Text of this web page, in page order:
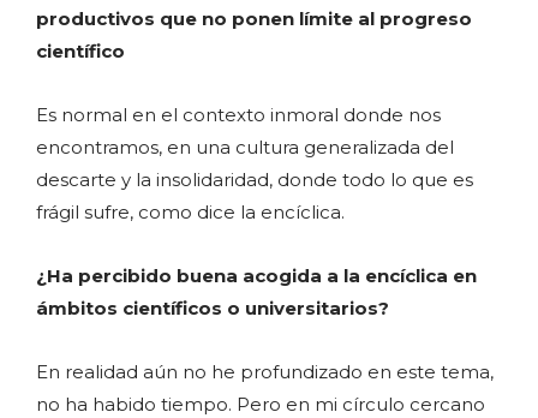
productivos que no ponen límite al progreso
científico
Es normal en el contexto inmoral donde nos
encontramos, en una cultura generalizada del
descarte y la insolidaridad, donde todo lo que es
frágil sufre, como dice la encíclica.
¿Ha percibido buena acogida a la encíclica en
ámbitos científicos o universitarios?
En realidad aún no he profundizado en este tema,
no ha habido tiempo. Pero en mi círculo cercano